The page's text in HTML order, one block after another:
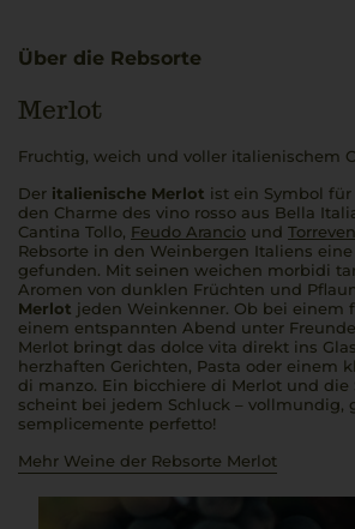
Über die Rebsorte
Merlot
Fruchtig, weich und voller italienischem
Der italienische Merlot ist ein Symbol
den Charme des vino rosso aus Bella
Cantina Tollo, Feudo Arancio und
Rebsorte in den Weinbergen Italiens
gefunden. Mit seinen weichen morbidi
Aromen von dunklen Früchten und
Merlot jeden Weinkenner. Ob bei einem
einem entspannten Abend unter
Merlot bringt das dolce vita direkt ins
herzhaften Gerichten, Pasta oder einem
di manzo. Ein bicchiere di Merlot und die
scheint bei jedem Schluck – vollmundig,
semplicemente perfetto!
Mehr Weine der Rebsorte Merlot